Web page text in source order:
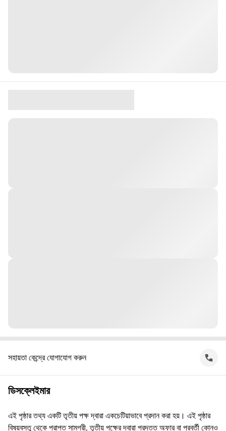
সহায়তা কেন্দ্রে যোগাযোগ করুন
ডিসক্লেইমার
এই পৃষ্ঠার তথ্য একটি তৃতীয় পক্ষ দ্বারা একচেটিয়াভাবে প্রদান করা হয়। এই পৃষ্ঠার
বিষয়বস্তু থেকে প্রাপ্ত সামগ্রী, তৃতীয় পক্ষের দ্বারা প্রদত্ত অফার বা পরবর্তী কোনও